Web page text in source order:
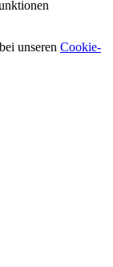
unseren Cookie-